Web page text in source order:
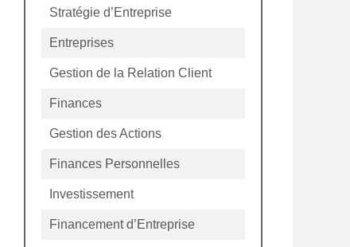
Stratégie d’Entreprise
Entreprises
Gestion de la Relation Client
Finances
Gestion des Actions
Finances Personnelles
Investissement
Financement d’Entreprise